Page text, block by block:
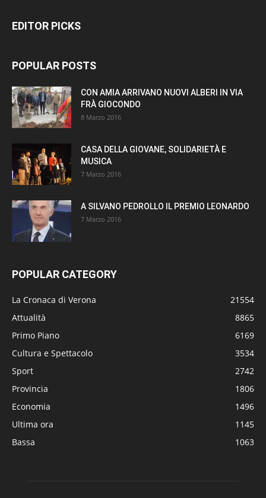
EDITOR PICKS
POPULAR POSTS
CON AMIA ARRIVANO NUOVI ALBERI IN VIA
FRÀ GIOCONDO
8 Marzo 2016
CASA DELLA GIOVANE, SOLIDARIETÀ E
MUSICA
7 Marzo 2016
A SILVANO PEDROLLO IL PREMIO LEONARDO
7 Marzo 2016
POPULAR CATEGORY
La Cronaca di Verona
21554
Attualità
8865
Primo Piano
6169
Cultura e Spettacolo
3534
Sport
2742
Provincia
1806
Economia
1496
Ultima ora
1145
Bassa
1063